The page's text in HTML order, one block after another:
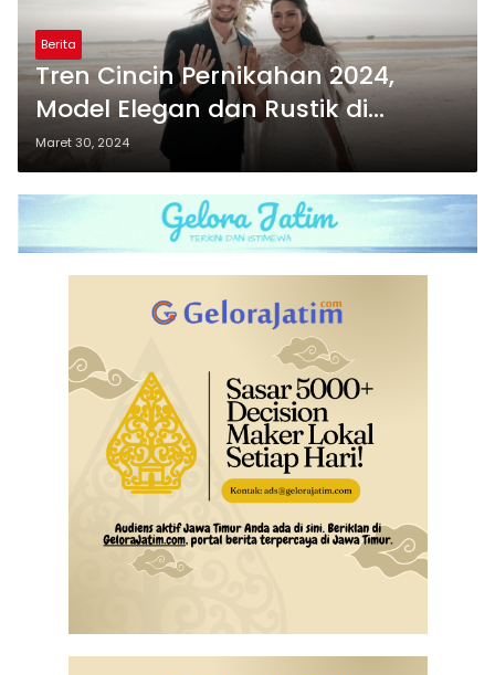
Berita
Tren Cincin Pernikahan 2024,
Model Elegan dan Rustik di
Rockologist jadi Pilihan Banyak
Pasangan
Maret 30, 2024